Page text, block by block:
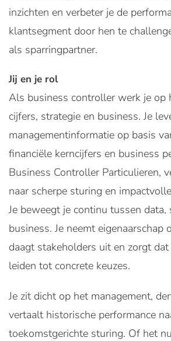
inzichten en verbeter je de
klantsegment door hen te
als sparringpartner.
Jij en je rol
Als business controller werk je op
cijfers, strategie en business. Je
managementinformatie op basis
financiële kerncijfers en business
Business Controller Particulieren,
naar scherpe sturing en
Je beweegt je continu tussen data,
business. Je neemt eigenaarschap
daagt stakeholders uit en zorgt
leiden tot concrete keuzes.
Je zit dicht op het management,
vertaalt historische performance
toekomstgerichte sturing. Of het